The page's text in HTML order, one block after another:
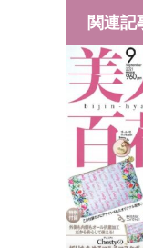
関連記